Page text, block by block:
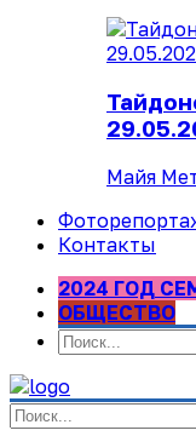
Майя
Контакты
2024 ГОД
ОБЩЕСТВО